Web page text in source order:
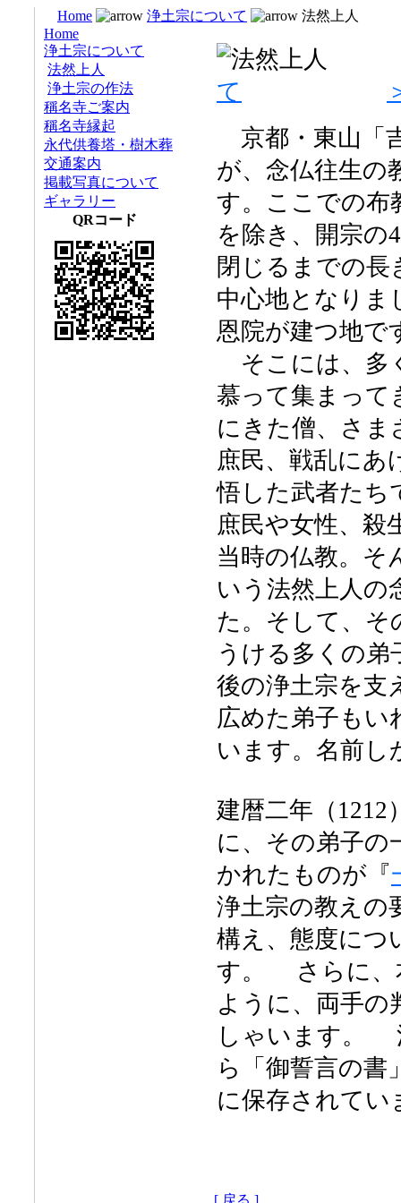
Home 浄土宗について
法然上人
Home
浄土宗について
法然上人
浄土宗の作法
稱名寺ご案内
稱名寺縁起
永代供養塔・樹木葬
交通案内
掲載写真について
ギャラリー
QRコード
て
京都・東山「
が、念仏往生の
す。ここでの布
を除き、開宗の
閉じるまでの長
中心地となりま
恩院が建つ地で
そこには、多
慕って集まって
にきた僧、さま
庶民、戦乱にあ
悟した武者たち
庶民や女性、殺
当時の仏教。そ
いう法然上人の
た。そして、そ
うける多くの弟
後の浄土宗を支
広めた弟子もい
います。名前し
建暦二年（
に、その弟子の
かれたものが『
浄土宗の教えの
構え、態度につ
す。 さらに、
ように、両手の
しゃいます。
ら「御誓言の書
に保存されてい
[ 戻る ]